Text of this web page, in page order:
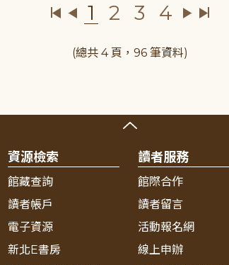
1 2 3 4
(總共 4 頁，96 筆資料)
資源檢索
館藏查詢
讀者帳戶
電子資源
新北E書房
讀者服務
館際合作
讀者留言
活動報名網
線上申辦